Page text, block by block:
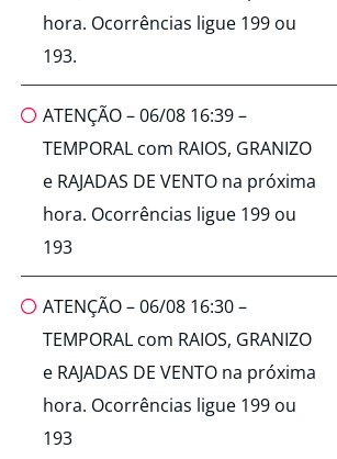
hora. Ocorrências ligue 199 ou
193.
ATENÇÃO – 06/08 16:39 –
TEMPORAL com RAIOS, GRANIZO
e RAJADAS DE VENTO na próxima
hora. Ocorrências ligue 199 ou
193
ATENÇÃO – 06/08 16:30 –
TEMPORAL com RAIOS, GRANIZO
e RAJADAS DE VENTO na próxima
hora. Ocorrências ligue 199 ou
193